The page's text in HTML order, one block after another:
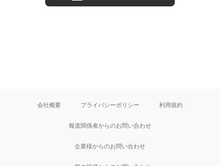
会社概要 プライバシーポリシー 利用規約
報道関係者からのお問い合わせ
企業様からのお問い合わせ